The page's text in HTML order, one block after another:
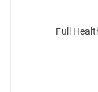
Full